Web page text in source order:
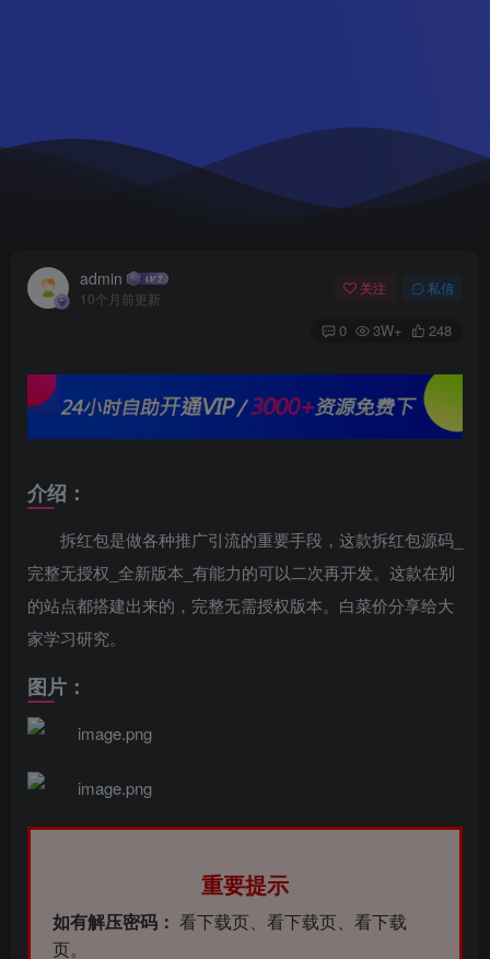
admin
10个月前更新
关注 私信
0 3W+ 248
介绍：
拆红包是做各种推广引流的重要手段，这款拆红包源码_
完整无授权_全新版本_有能力的可以二次再开发。这款在别
的站点都搭建出来的，完整无需授权版本。白菜价分享给大
家学习研究。
图片：
重要提示
如有解压密码： 看下载页、看下载页、看下载
页。